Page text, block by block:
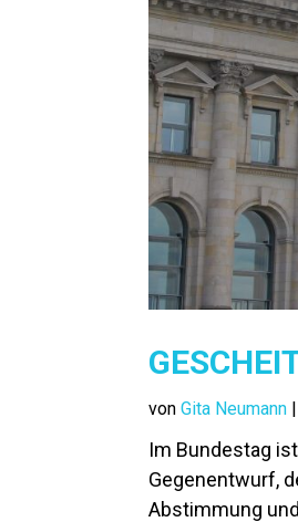
vonGita Neumann |
Im Bundestag
Gegenentwurf,
Abstimmung